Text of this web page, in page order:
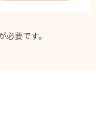
必要です。